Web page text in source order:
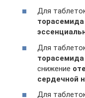
Для
торасемида
Для
торасемида
снижение
сердечной
Для